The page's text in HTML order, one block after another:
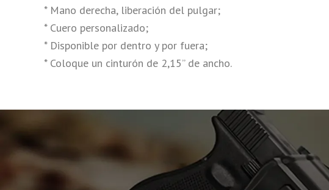
* Mano derecha, liberación del pulgar;
* Cuero personalizado;
* Disponible por dentro y por fuera;
* Coloque un cinturón de 2,15” de ancho.